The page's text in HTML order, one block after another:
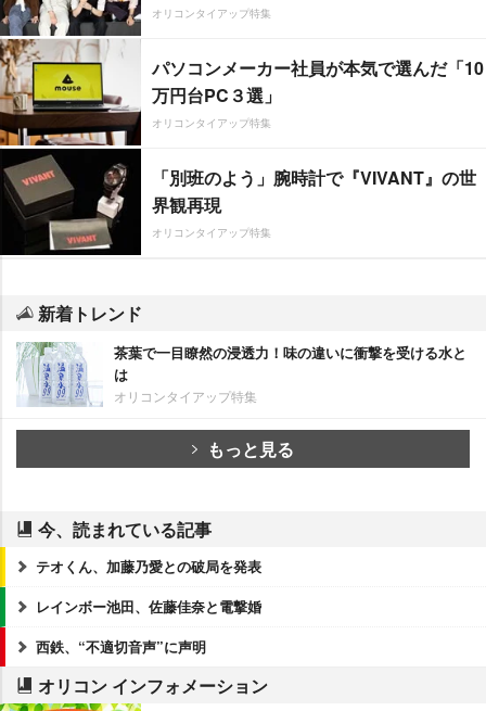
オリコンタイアップ特集
パソコンメーカー社員が本気で選んだ「10
万円台PC３選」
オリコンタイアップ特集
「別班のよう」腕時計で『VIVANT』の世
界観再現
オリコンタイアップ特集
新着トレンド
茶葉で一目瞭然の浸透力！味の違いに衝撃を受ける水と
は
オリコンタイアップ特集
もっと見る
今、読まれている記事
テオくん、加藤乃愛との破局を発表
レインボー池田、佐藤佳奈と電撃婚
西鉄、“不適切音声”に声明
オリコン インフォメーション